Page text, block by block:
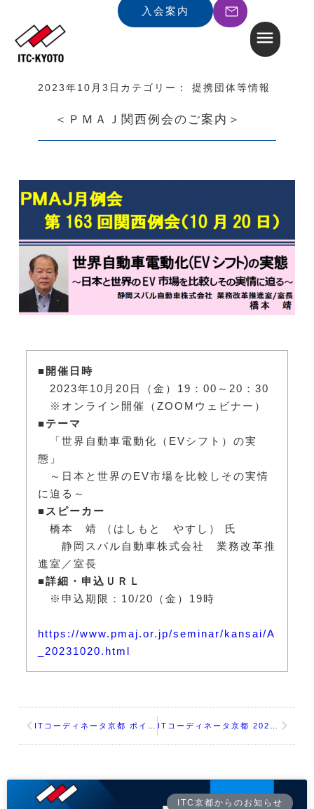
入会案内
2023年10月3日 カテゴリー： 提携団体等情報
＜ＰＭＡＪ関西例会のご案内＞
■開催日時
2023年10月20日（金）19：00～20：30
※オンライン開催（ZOOMウェビナー）
■テーマ
「世界自動車電動化（EVシフト）の実
態」
～日本と世界のEV市場を比較しその実情
に迫る～
■スピーカー
橋本 靖 （はしもと やすし） 氏
静岡スバル自動車株式会社 業務改革推
進室／室長
■詳細・申込ＵＲＬ
※申込期限：10/20（金）19時
https://www.pmaj.or.jp/seminar/kansai/A
_20231020.html
ITC京都からのお知らせ